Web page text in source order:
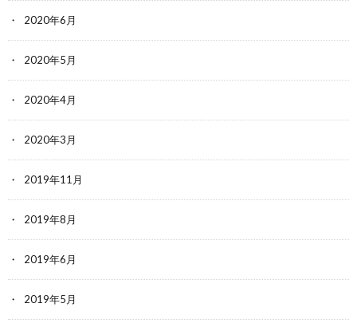
2020年6月
2020年5月
2020年4月
2020年3月
2019年11月
2019年8月
2019年6月
2019年5月